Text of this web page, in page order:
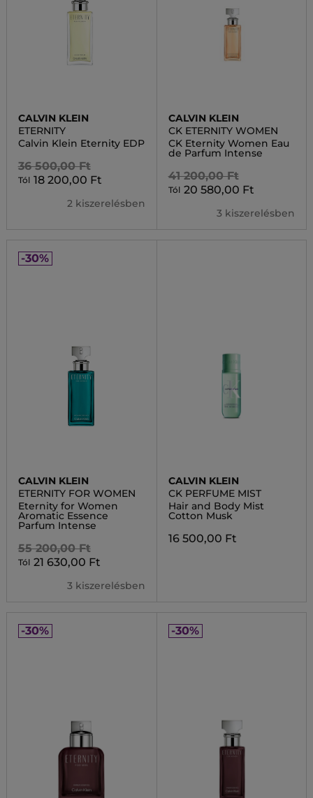
CALVIN KLEIN
ETERNITY
Calvin Klein Eternity EDP
36 500,00 Ft
Tól 18 200,00 Ft
2 kiszerelésben
CALVIN KLEIN
CK ETERNITY WOMEN
CK Eternity Women Eau
de Parfum Intense
41 200,00 Ft
Tól 20 580,00 Ft
3 kiszerelésben
-30%
CALVIN KLEIN
ETERNITY FOR WOMEN
Eternity for Women
Aromatic Essence
Parfum Intense
55 200,00 Ft
Tól 21 630,00 Ft
3 kiszerelésben
CALVIN KLEIN
CK PERFUME MIST
Hair and Body Mist
Cotton Musk
16 500,00 Ft
-30% -30%